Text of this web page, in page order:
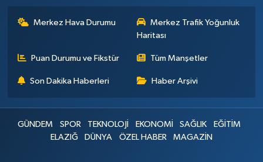
Merkez Hava Durumu
Merkez Trafik Yoğunluk
Haritası
Puan Durumu ve Fikstür Tüm Manşetler
Son Dakika Haberleri Haber Arşivi
GÜNDEM SPOR TEKNOLOJİ EKONOMİ SAĞLIK
EĞİTİM
ELAZIĞ
DÜNYA ÖZEL HABER MAGAZİN